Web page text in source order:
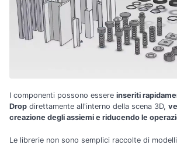
I componenti possono essere inseriti
Drop direttamente all'interno della scena 3D,
creazione degli assiemi e riducendo le
Le librerie non sono semplici raccolte di